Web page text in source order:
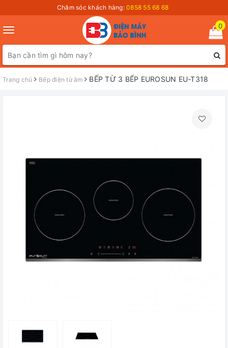
Chăm sóc khách hàng: 0858 55 68 68
Toggle
navigation
0
Trang chủ Bếp điện từ âm BẾP TỪ 3 BẾP EUROSUN EU-T318